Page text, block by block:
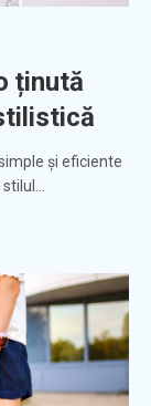
ținută
și eficiente